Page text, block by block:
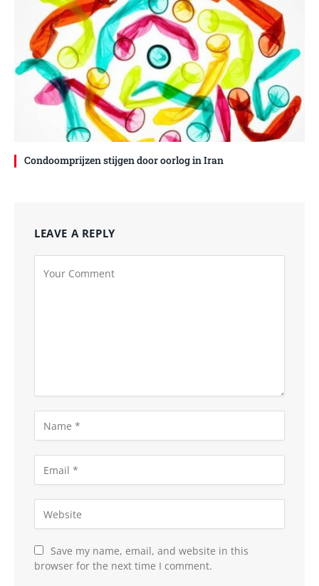
Condoomprijzen stijgen door oorlog in Iran
LEAVE A REPLY
Save my name, email, and website in this
browser for the next time I comment.